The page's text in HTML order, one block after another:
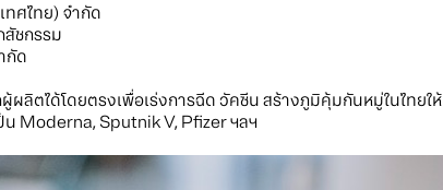
ทศไทย) จำกัด
สัชกรรม
กัด
ลิตได้โดยตรงเพื่อเร่งการฉีด วัคซีน สร้างภูมิคุ้มกันหมู่ในไทยให้
น Moderna, Sputnik V, Pfizer ฯลฯ